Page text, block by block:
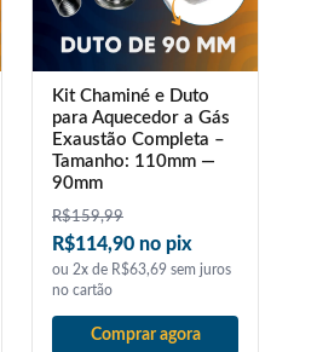
Kit Chaminé e Duto
para Aquecedor a Gás
Exaustão Completa –
Tamanho: 110mm —
90mm
R$159,99
R$114,90 no pix
ou 2x de R$63,69 sem juros
no cartão
Comprar agora